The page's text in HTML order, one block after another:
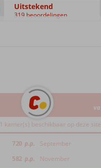
Uitstekend
319 beoordelingen
va
kamer(s) beschikbaar op deze site
720 p.p. September
582 p.p. November